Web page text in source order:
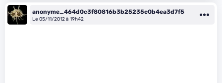
anonyme_464d0c3f80816b3b25235c0b4ea3d7f5
Le 05/11/2012 à 19h42